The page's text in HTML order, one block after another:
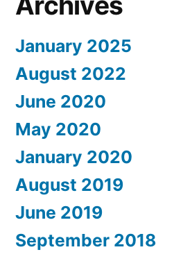
January 2025
August 2022
June 2020
May 2020
January 2020
August 2019
June 2019
September 2018